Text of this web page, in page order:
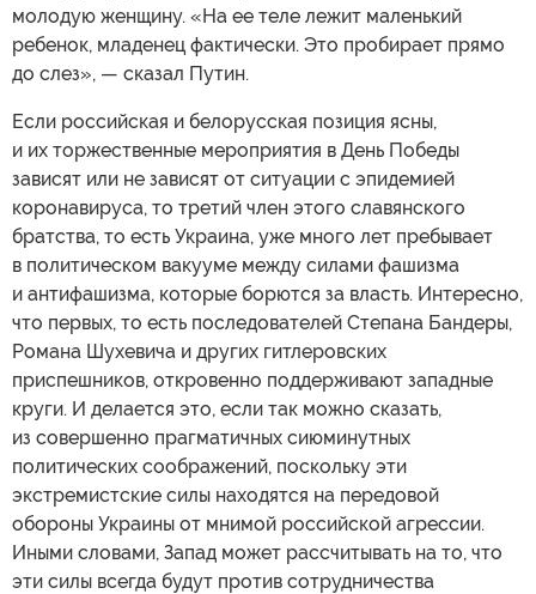
молодую женщину. «На ее теле лежит маленький
ребенок, младенец фактически. Это пробирает прямо
до слез», — сказал Путин.
Если российская и белорусская позиция ясны,
и их торжественные мероприятия в День Победы
зависят или не зависят от ситуации с эпидемией
коронавируса, то третий член этого славянского
братства, то есть Украина, уже много лет пребывает
в политическом вакууме между силами фашизма
и антифашизма, которые борются за власть. Интересно,
что первых, то есть последователей Степана Бандеры,
Романа Шухевича и других гитлеровских
приспешников, откровенно поддерживают западные
круги. И делается это, если так можно сказать,
из совершенно прагматичных сиюминутных
политических соображений, поскольку эти
экстремистские силы находятся на передовой
обороны Украины от мнимой российской агрессии.
Иными словами, Запад может рассчитывать на то, что
эти силы всегда будут против сотрудничества